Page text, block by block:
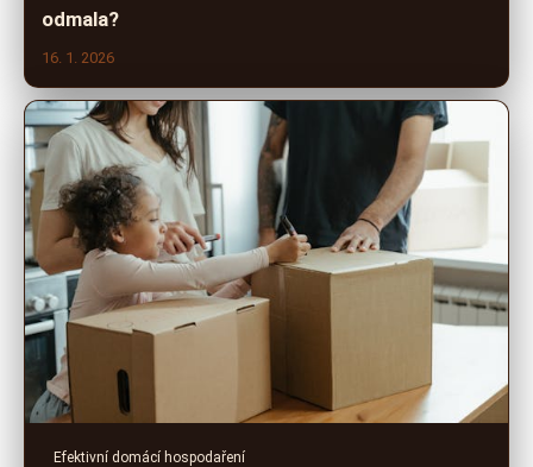
odmala?
16. 1. 2026
Efektivní domácí hospodaření